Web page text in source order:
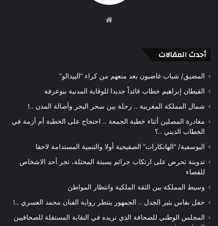
أحدث المقالات
المضيق/ شباب غاضبون بعد منعهم من كراء “البيدالو”
القبطان إبراهيم خطاب قائداً جديدا للوقاية المدنية ببوعرفة
شمال المملكة المغربية .. رحلة بين سحر البحر وأصالة المدن ..!
مغادرة المصلين أثناء خطبة الجمعة .. احتجاج على الخطبة أم أزمة في
الخطاب الديني ..؟
اليوسفية/ “الهانكارات” الصفيحية أولا والتنمية المستدامة لاحقا
تدوينة تحرض على ارتكاب جرائم بسبتة المحتلة، تجر أحد الاشخاص
للقضاء
وسيط المملكة بين الثقة الملكية وانتظار المواطن
حفل بفاس يثير الجدل .. الجمهور ينتظر رواية الفنان محمد العسري ..!
المجلس الوطني للصحافة الذي نريده في النقابة المستقلة للصحافيين